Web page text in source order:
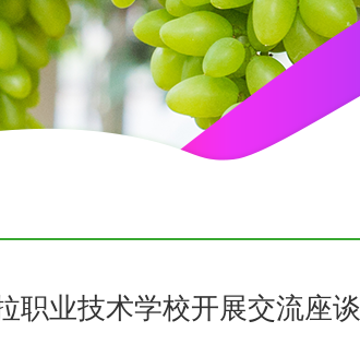
职业技术学校开展交流座谈